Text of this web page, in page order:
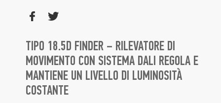
TIPO 18.5D FINDER – RILEVATORE DI
MOVIMENTO CON SISTEMA DALI REGOLA E
MANTIENE UN LIVELLO DI LUMINOSITÀ
COSTANTE